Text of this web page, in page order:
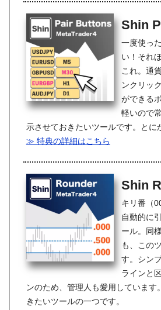
Shin
一度使っ
い！それ
これ。通
ンクリッ
ができる
軽いので
示させておきたいツールです。とに
≫ 特典の詳細はこちら
Shin
キリ番（
自動的に
ール。同
も、この
す。シン
ラインと
ンのため、管理人も愛用しています
きたいツールの一つです。